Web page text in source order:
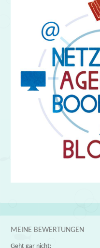
MEINE BEWERTUNGEN
Geht gar nicht: